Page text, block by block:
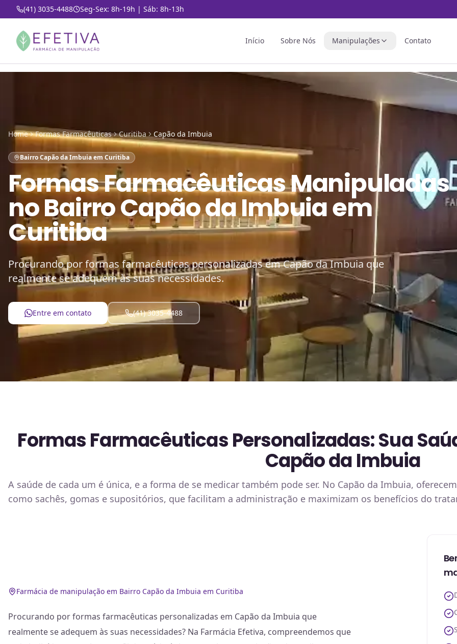
(41) 3035-4488 Seg-Sex: 8h-19h | Sáb: 8h-13h
Início Sobre Nós Manipulações Contato
Home Formas Farmacêuticas Curitiba Capão da Imbuia
Bairro Capão da Imbuia em Curitiba
Formas Farmacêuticas Manipuladas
noBairro Capão da Imbuia em
Curitiba
Procurando por formas farmacêuticas personalizadas em Capão da Imbuia que
realmente se adequem às suas necessidades.
Entre em contato (41) 3035-4488
Formas Farmacêuticas Personalizadas: Sua
Capão da Imbuia
A saúde de cada um é única, e a forma de se medicar também pode ser. No Capão da Imbuia,
como sachês, gomas e supositórios, que facilitam a administração e maximizam os benefícios do
Farmácia de manipulação em Bairro Capão da Imbuia em Curitiba
Procurando por formas farmacêuticas personalizadas em Capão da Imbuia que
realmente se adequem às suas necessidades? Na Farmácia Efetiva, compreendemos que